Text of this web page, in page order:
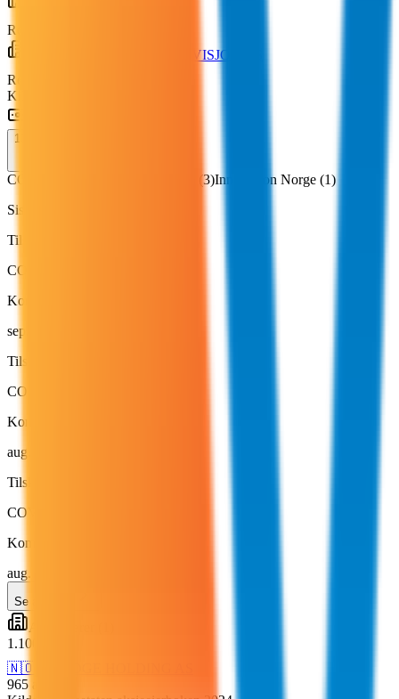
Regnskapsfører
CROWE STAVANGER REVISJON AS
Revisor
Kilde: Brønnøysundregistrene
13
COVID-tiltak (3)Innovasjon Norge (1)
Siste tilskudd
Tilskudd
COVID-tiltak
Kompensasjonsordningen (2020)
sep. 2020
Tilskudd
COVID-tiltak
Kompensasjonsordningen (2020)
aug. 2020
Tilskudd
COVID-tiltak
Kompensasjonsordningen (2020)
aug. 2020
Se alle
1 .100
🇳🇴
965